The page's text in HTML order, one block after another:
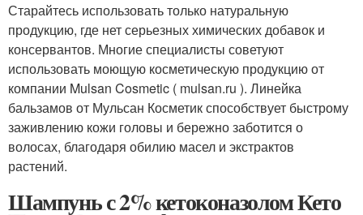
Старайтесь использовать только натуральную
продукцию, где нет серьезных химических добавок и
консервантов. Многие специалисты советуют
использовать моющую косметическую продукцию от
компании Mulsan Cosmetic ( mulsan.ru ). Линейка
бальзамов от Мульсан Косметик способствует быстрому
заживлению кожи головы и бережно заботится о
волосах, благодаря обилию масел и экстрактов
растений.
Шампунь с 2% кетоконазолом Кето